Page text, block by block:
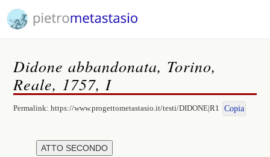
Didone abbandonata, Torino,
Reale, 1757, I
Permalink:https://www.progettometastasio.it/testi/DIDONE|R1 Copia